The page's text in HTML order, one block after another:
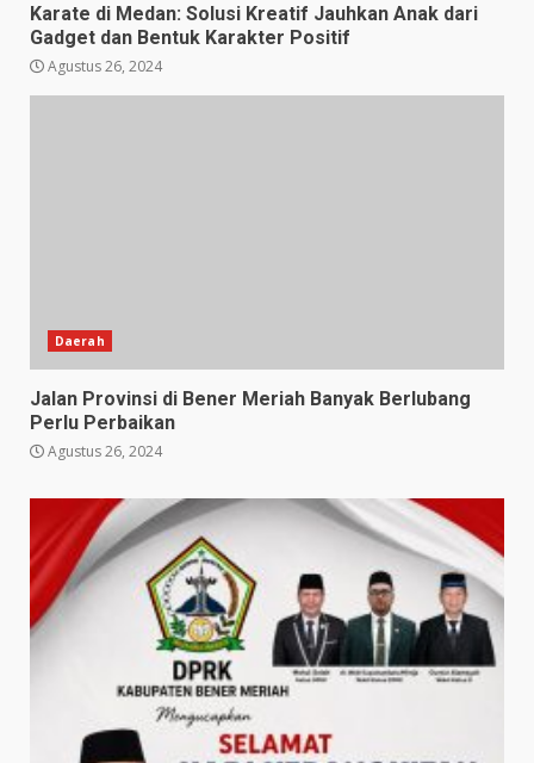
Karate di Medan: Solusi Kreatif Jauhkan Anak dari
Gadget dan Bentuk Karakter Positif
Agustus 26, 2024
Daerah
Jalan Provinsi di Bener Meriah Banyak Berlubang
Perlu Perbaikan
Agustus 26, 2024